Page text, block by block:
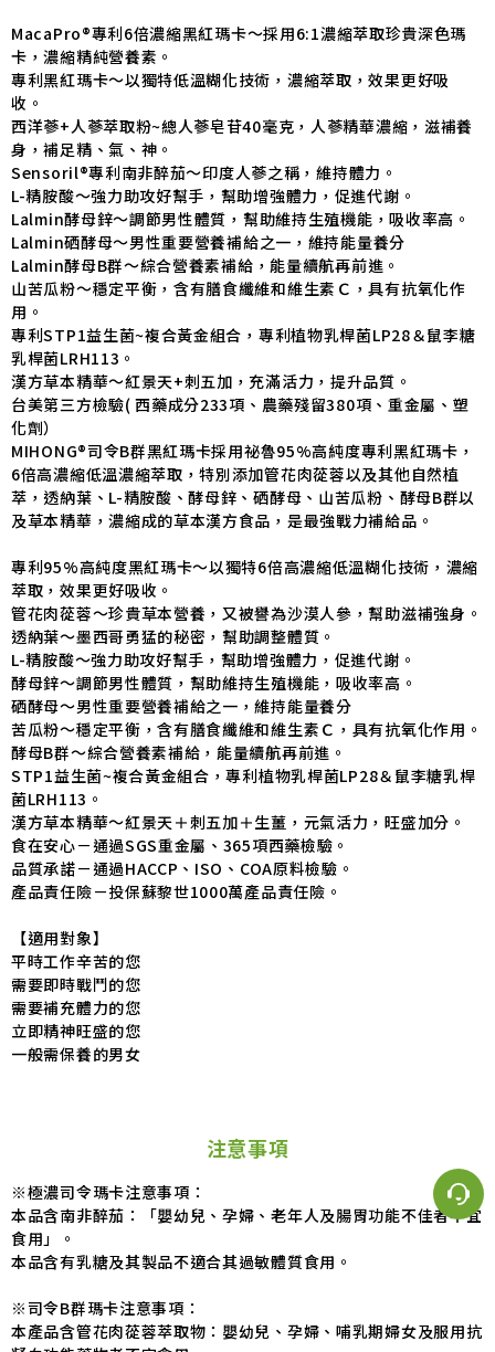
MacaPro®專利6倍濃縮黑紅瑪卡～採用6:1濃縮萃取珍貴深色瑪
卡，濃縮精純營養素。
專利黑紅瑪卡～以獨特低溫糊化技術，濃縮萃取，效果更好吸
收。
西洋蔘+人蔘萃取粉~總人蔘皂苷40毫克，人蔘精華濃縮，滋補養
身，補足精、氣、神。
Sensoril®專利南非醉茄～印度人蔘之稱，維持體力。
L-精胺酸～強力助攻好幫手，幫助增強體力，促進代謝。
Lalmin酵母鋅～調節男性體質，幫助維持生殖機能，吸收率高。
Lalmin硒酵母～男性重要營養補給之一，維持能量養分
Lalmin酵母B群～綜合營養素補給，能量續航再前進。
山苦瓜粉～穩定平衡，含有膳食纖維和維生素Ｃ，具有抗氧化作
用。
專利STP1益生菌~複合黃金組合，專利植物乳桿菌LP28＆鼠李糖
乳桿菌LRH113。
漢方草本精華～紅景天+刺五加，充滿活力，提升品質。
台美第三方檢驗( 西藥成分233項、農藥殘留380項、重金屬、塑
化劑）
MIHONG®司令B群黑紅瑪卡採用祕魯95%高純度專利黑紅瑪卡，
6倍高濃縮低溫濃縮萃取，特別添加管花肉蓯蓉以及其他自然植
萃，透納葉、L-精胺酸、酵母鋅、硒酵母、山苦瓜粉、酵母B群以
及草本精華，濃縮成的草本漢方食品，是最強戰力補給品。
專利95%高純度黑紅瑪卡～以獨特6倍高濃縮低溫糊化技術，濃縮
萃取，效果更好吸收。
管花肉蓯蓉～珍貴草本營養，又被譽為沙漠人參，幫助滋補強身。
透納葉～墨西哥勇猛的秘密，幫助調整體質。
L-精胺酸～強力助攻好幫手，幫助增強體力，促進代謝。
酵母鋅～調節男性體質，幫助維持生殖機能，吸收率高。
硒酵母～男性重要營養補給之一，維持能量養分
苦瓜粉～穩定平衡，含有膳食纖維和維生素Ｃ，具有抗氧化作用。
酵母B群～綜合營養素補給，能量續航再前進。
STP1益生菌~複合黃金組合，專利植物乳桿菌LP28＆鼠李糖乳桿
菌LRH113。
漢方草本精華～紅景天＋刺五加＋生薑，元氣活力，旺盛加分。
食在安心－通過SGS重金屬、365項西藥檢驗。
品質承諾－通過HACCP、ISO、COA原料檢驗。
產品責任險－投保蘇黎世1000萬產品責任險。
【適用對象】
平時工作辛苦的您
需要即時戰鬥的您
需要補充體力的您
立即精神旺盛的您
一般需保養的男女
注意事項
※極濃司令瑪卡注意事項：
本品含南非醉茄：「嬰幼兒、孕婦、老年人及腸胃功能不佳者不宜
食用」。
本品含有乳糖及其製品不適合其過敏體質食用。
※司令B群瑪卡注意事項：
本產品含管花肉蓯蓉萃取物：嬰幼兒、孕婦、哺乳期婦女及服用抗